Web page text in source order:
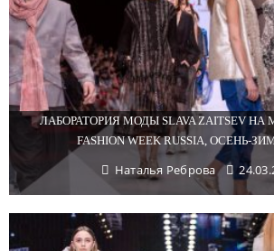
ЛАБОРАТОРИЯ МОДЫ SLAVA ZAITSEV НА
FASHION WEEK RUSSIA, ОСЕНЬ-
Наталья Реброва